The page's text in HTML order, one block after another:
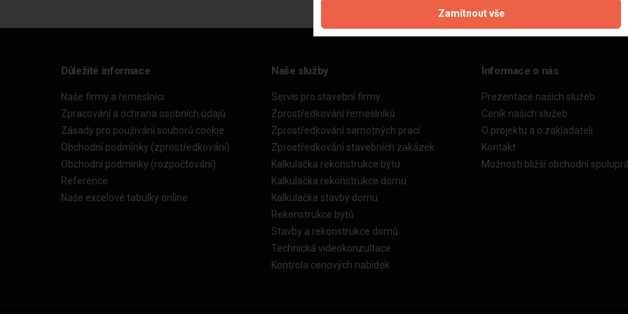
Důležité informace
Naše firmy a řemeslníci
Zpracování a ochrana osobních údajů
Zásady pro používání souborů cookie
Obchodní podmínky (zprostředkování)
Obchodní podmínky (rozpočtování)
Reference
Naše excelové tabulky online
Naše služby
Servis pro stavební firmy
Zprostředkování řemeslníků
Zprostředkování samotných prací
Zprostředkování stavebních zakázek
Kalkulačka rekonstrukce bytu
Kalkulačka rekonstrukce domu
Kalkulačka stavby domu
Rekonstrukce bytů
Stavby a rekonstrukce domů
Technická videokonzultace
Kontrola cenových nabídek
Informace o nás
Prezentace našich služeb
Ceník našich služeb
O projektu a o zakladateli
Kontakt
Možnosti bližší obchodní
Zamítnout vše